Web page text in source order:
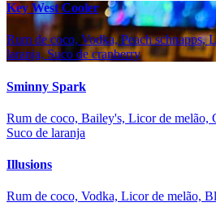
Key West Cooler
Rum de coco, Vodka, Peach schnapps,
laranja, Suco de cranberry
Sminny Spark
Rum de coco, Bailey's, Licor de melão,
Suco de laranja
Illusions
Rum de coco, Vodka, Licor de melão,